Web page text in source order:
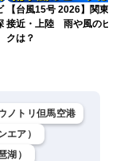
【台風15号 2026】関東
接近・上陸 雨や風のピ
クは？
ノトリ但馬空港
エア）
湖）